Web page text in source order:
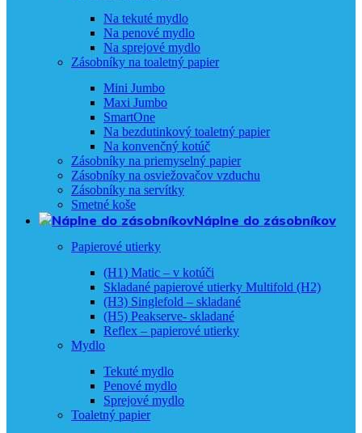
Na tekuté mydlo
Na penové mydlo
Na sprejové mydlo
Zásobníky na toaletný papier
Mini Jumbo
Maxi Jumbo
SmartOne
Na bezdutinkový toaletný papier
Na konvenčný kotúč
Zásobníky na priemyselný papier
Zásobníky na osviežovačov vzduchu
Zásobníky na servítky
Smetné koše
Náplne do zásobníkov
Papierové utierky
(H1) Matic – v kotúči
Skladané papierové utierky Multifold (H2)
(H3) Singlefold – skladané
(H5) Peakserve- skladané
Reflex – papierové utierky
Mydlo
Tekuté mydlo
Penové mydlo
Sprejové mydlo
Toaletný papier